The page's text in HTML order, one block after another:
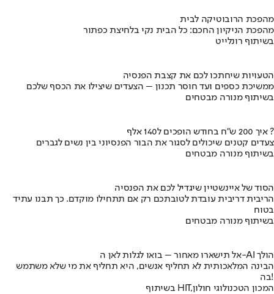
מהפכת הרובוטיקה לבית
מהפכת הניקיון החכם: כל הבית נקי בלחיצת כפתור
בשיתוף רונלייט
הטעויות שיחתכו לכם את קצבת הפנסיה
ממשיכת כספים ועד חוסר תכנון – הצעדים שיצילו את הכסף שלכם
בשיתוף מנורה מבטחים
איך 200 ש"ח בחודש הופכים ל140 אלף ?
צעדים קטנים שיכולים לסגור את הבור הפנסיוני בין נשים לגברים
בשיתוף מנורה מבטחים
הסוד של איינשטיין שיגדיל לכם את הפנסיה
הריבית דריבית עובדת לטובתכם רק אם תתחילו מוקדם. כך תבנו עתיד
בטוח
בשיתוף מנורה מבטחים
אל תישארו מאחור – בואו לגלות לאן ה-AI הולך
הבינה המלאכותית לא תחליף אנשים, היא תחליף את מי שלא משתמש
בה!
בשיתוף HIT,המכון הטכנולוגי חולון